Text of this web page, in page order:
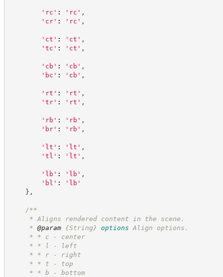
' rc ' : ' rc ' ,
' cr' : ' rc ' ,
' ct ' : ' ct ' ,
' tc ' : ' ct ' ,
' cb ' : ' cb ' ,
' bc ' : ' cb ' ,
' rt ' : ' rt ' ,
' tr' : ' rt ' ,
' rb ' : ' rb ' ,
' br' : ' rb ' ,
' lt ' : ' lt ' ,
' tl ' : ' lt ' ,
' lb ' : ' lb ' ,
' bl ' : ' lb '
} ,
/**
* Aligns rendered content in the scene.
* @param {String} options Align options.
* * c - center
* * l - left
* * r - right
* * t - top
* * b - bottom